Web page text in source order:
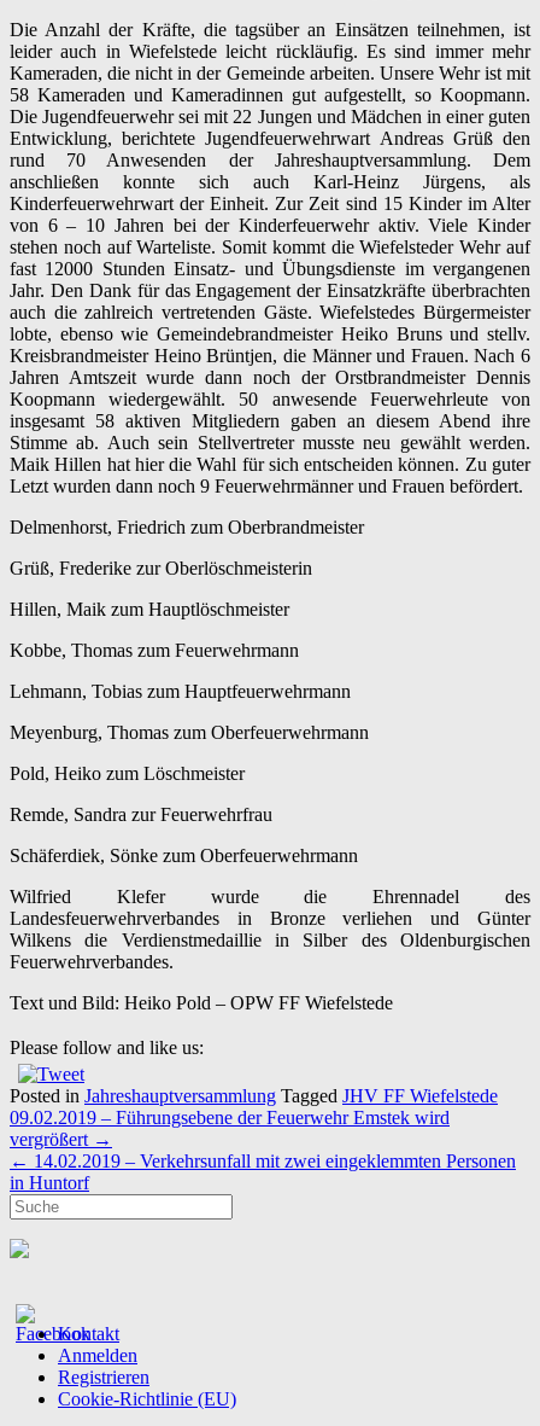
Die Anzahl der Kräfte, die tagsüber an Einsätzen teilnehmen, ist
leider auch in Wiefelstede leicht rückläufig. Es sind immer mehr
Kameraden, die nicht in der Gemeinde arbeiten. Unsere Wehr ist mit
58 Kameraden und Kameradinnen gut aufgestellt, so Koopmann.
Die Jugendfeuerwehr sei mit 22 Jungen und Mädchen in einer guten
Entwicklung, berichtete Jugendfeuerwehrwart Andreas Grüß den
rund 70 Anwesenden der Jahreshauptversammlung. Dem
anschließen konnte sich auch Karl-Heinz Jürgens, als
Kinderfeuerwehrwart der Einheit. Zur Zeit sind 15 Kinder im Alter
von 6 – 10 Jahren bei der Kinderfeuerwehr aktiv. Viele Kinder
stehen noch auf Warteliste. Somit kommt die Wiefelsteder Wehr auf
fast 12000 Stunden Einsatz- und Übungsdienste im vergangenen
Jahr. Den Dank für das Engagement der Einsatzkräfte überbrachten
auch die zahlreich vertretenden Gäste. Wiefelstedes Bürgermeister
lobte, ebenso wie Gemeindebrandmeister Heiko Bruns und stellv.
Kreisbrandmeister Heino Brüntjen, die Männer und Frauen. Nach 6
Jahren Amtszeit wurde dann noch der Orstbrandmeister Dennis
Koopmann wiedergewählt. 50 anwesende Feuerwehrleute von
insgesamt 58 aktiven Mitgliedern gaben an diesem Abend ihre
Stimme ab. Auch sein Stellvertreter musste neu gewählt werden.
Maik Hillen hat hier die Wahl für sich entscheiden können. Zu guter
Letzt wurden dann noch 9 Feuerwehrmänner und Frauen befördert.
Delmenhorst, Friedrich zum Oberbrandmeister
Grüß, Frederike zur Oberlöschmeisterin
Hillen, Maik zum Hauptlöschmeister
Kobbe, Thomas zum Feuerwehrmann
Lehmann, Tobias zum Hauptfeuerwehrmann
Meyenburg, Thomas zum Oberfeuerwehrmann
Pold, Heiko zum Löschmeister
Remde, Sandra zur Feuerwehrfrau
Schäferdiek, Sönke zum Oberfeuerwehrmann
Wilfried Klefer wurde die Ehrennadel des
Landesfeuerwehrverbandes in Bronze verliehen und Günter
Wilkens die Verdienstmedaillie in Silber des Oldenburgischen
Feuerwehrverbandes.
Text und Bild: Heiko Pold – OPW FF Wiefelstede
Please follow and like us:
Posted in Jahreshauptversammlung Tagged JHV FF Wiefelstede
Post
navigation
09.02.2019 – Führungsebene der Feuerwehr Emstek wird
vergrößert →
← 14.02.2019 – Verkehrsunfall mit zwei eingeklemmten Personen
in Huntorf
Kontakt
Anmelden
Registrieren
Cookie-Richtlinie (EU)